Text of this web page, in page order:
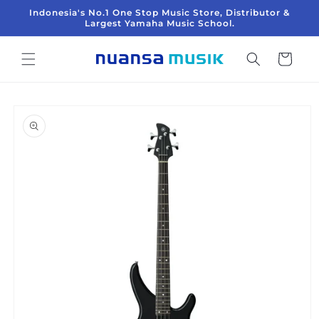
Indonesia's No.1 One Stop Music Store, Distributor &
Largest Yamaha Music School.
Keranjang
informasi
produk